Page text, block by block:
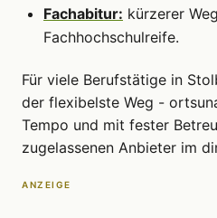
Fachabitur: kürzerer
Fachhochschulreife.
Für viele Berufstätige in
der flexibelste Weg -
Tempo und mit fester
zugelassenen Anbieter im
ANZEIGE